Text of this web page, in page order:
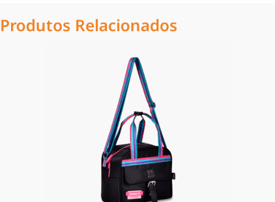
Produtos Relacionados